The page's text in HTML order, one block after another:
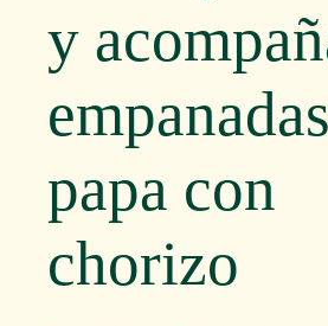
y
papa con
chorizo